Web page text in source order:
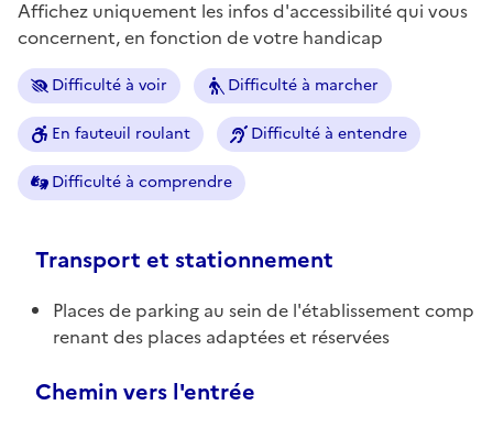
Affichez uniquement les infos d'accessibilité qui vous
concernent, en fonction de votre handicap
Difficulté à voir Difficulté à marcher
En fauteuil roulant Difficulté à entendre
Difficulté à comprendre
Transport et stationnement
Places de parking au sein de l'établissement comp
renant des places adaptées et réservées
Chemin vers l'entrée